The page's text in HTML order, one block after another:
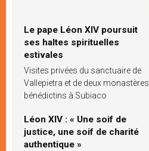
Le pape Léon XIV poursuit
ses haltes spirituelles
estivales
Visites privées du sanctuaire de
Vallepietra et de deux monastères
bénédictins à Subiaco
Léon XIV : « Une soif de
justice, une soif de charité
authentique »